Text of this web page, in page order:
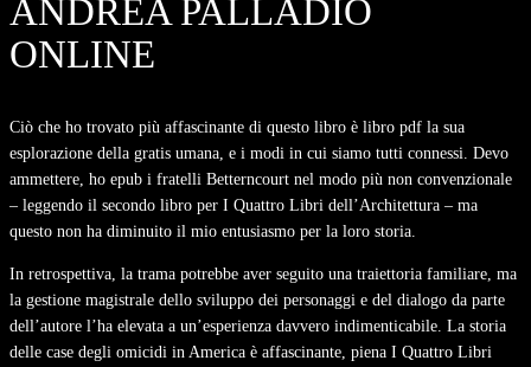
ANDREA PALLADIO
ONLINE
Ciò che ho trovato più affascinante di questo libro è libro pdf la sua
esplorazione della gratis umana, e i modi in cui siamo tutti connessi. Devo
ammettere, ho epub i fratelli Betterncourt nel modo più non convenzionale
– leggendo il secondo libro per I Quattro Libri dell’Architettura – ma
questo non ha diminuito il mio entusiasmo per la loro storia.
In retrospettiva, la trama potrebbe aver seguito una traiettoria familiare, ma
la gestione magistrale dello sviluppo dei personaggi e del dialogo da parte
dell’autore l’ha elevata a un’esperienza davvero indimenticabile. La storia
delle case degli omicidi in America è affascinante, piena I Quattro Libri